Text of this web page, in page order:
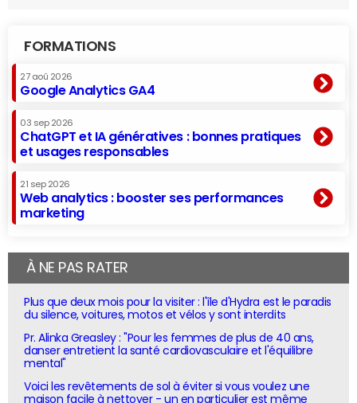
FORMATIONS
27 aoû 2026
Google Analytics GA4
03 sep 2026
ChatGPT et IA génératives : bonnes pratiques
et usages responsables
21 sep 2026
Web analytics : booster ses performances
marketing
À NE PAS RATER
Plus que deux mois pour la visiter : l'île d'Hydra est le paradis
du silence, voitures, motos et vélos y sont interdits
Pr. Alinka Greasley : "Pour les femmes de plus de 40 ans,
danser entretient la santé cardiovasculaire et l'équilibre
mental"
Voici les revêtements de sol à éviter si vous voulez une
maison facile à nettoyer - un en particulier est même